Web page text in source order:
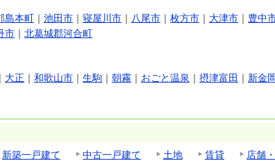
島本町 ｜ 池田市 ｜ 寝屋川市 ｜ 八尾市 ｜ 枚方市 ｜ 大津市 ｜ 豊中
市 ｜ 北葛城郡河合町
｜ 大正 ｜ 和歌山市 ｜ 生駒 ｜ 朝霧 ｜ おごと温泉 ｜ 摂津富田 ｜ 新金岡
新築一戸建て 中古一戸建て 土地 賃貸 店舗